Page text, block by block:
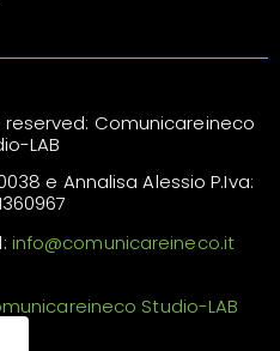
Comunicareineco
LAB
e Annalisa Alessio P.Iva:
info@comunicareineco.it
Studio-LAB